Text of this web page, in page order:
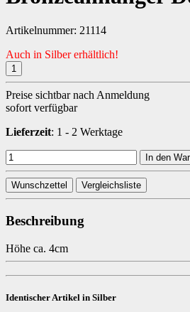
Artikelnummer: 21114
Auch in Silber erhältlich!
Preise sichtbar nach Anmeldung
sofort verfügbar
Lieferzeit: 1 - 2 Werktage
In den
Wunschzettel Vergleichsliste
Beschreibung
Höhe ca. 4cm
Identischer Artikel in Silber